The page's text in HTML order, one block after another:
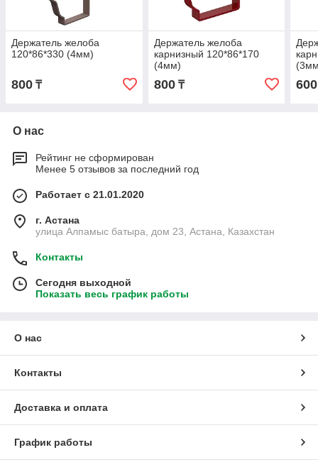
Держатель желоба
120*86*330 (4мм)
800 ₸
Держатель желоба
карнизный 120*86*170
(4мм)
800₸ 600
О нас
Рейтинг не сформирован
Менее 5 отзывов за последний год
Работает с 21.01.2020
г. Астана
улица Алпамыс батыра, дом 23, Астана, Казахстан
Контакты
Сегодня выходной
Показать весь график работы
О нас
Контакты
Доставка и оплата
График работы